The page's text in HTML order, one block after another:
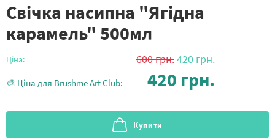
Свічка насипна "Ягідна
карамель" 500мл
Ціна: 600грн.420 грн.
🎨 Ціна для Brushme Art Club: 420 грн.
Купити